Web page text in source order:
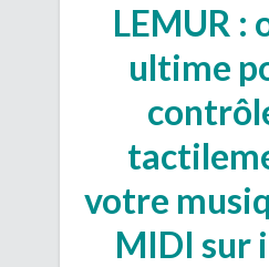
LEMUR :
ultime
votre
MIDI sur